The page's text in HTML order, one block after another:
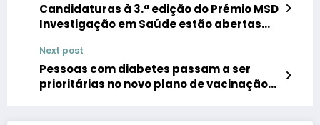
Candidaturas à 3.ª edição do Prémio MSD
Investigação em Saúde estão abertas
Next post
Pessoas com diabetes passam a ser
prioritárias no novo plano de vacinação